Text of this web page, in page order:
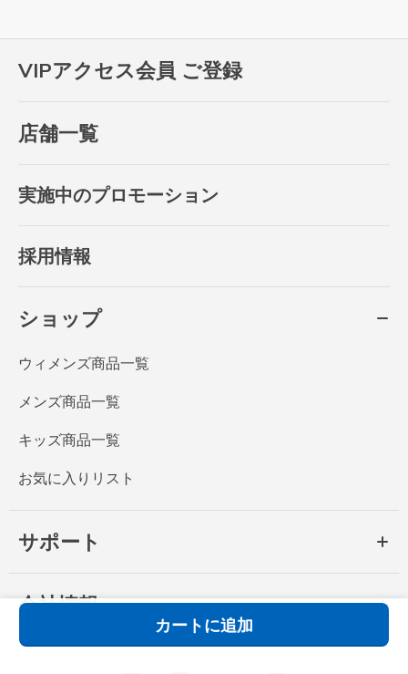
カートに追加
VIPアクセス会員 ご登録
店舗一覧
実施中のプロモーション
採用情報
ショップ
ウィメンズ商品一覧
メンズ商品一覧
キッズ商品一覧
お気に入りリスト
サポート
会社情報